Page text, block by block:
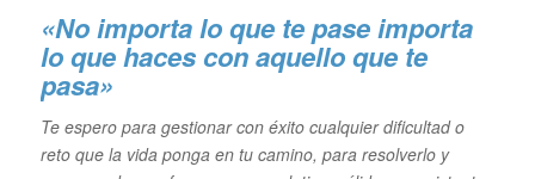
«No importa lo que te pase importa
lo que haces con aquello que te
pasa»
Te espero para gestionar con éxito cualquier dificultad o
reto que la vida ponga en tu camino, para resolverlo y